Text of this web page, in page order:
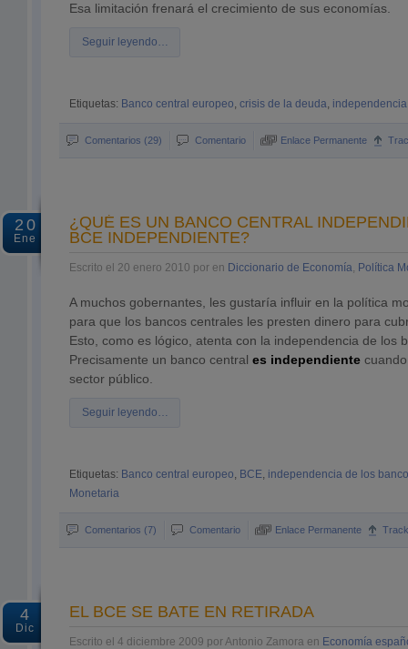
Esa limitación frenará el crecimiento de sus economías.
Seguir leyendo…
Etiquetas: Banco central europeo, crisis de la deuda,
Comentarios (29) Comentario Enlace Permanente
20
Ene
¿QUÉ ES UN BANCO CENTRAL
BCE INDEPENDIENTE?
Escrito el 20 enero 2010 por en Diccionario de Economía, Política
A muchos gobernantes, les gustaría influir en la política
para que los bancos centrales les presten dinero para
Esto, como es lógico, atenta con la independencia de los
Precisamente un banco central es independiente
sector público.
Seguir leyendo…
Etiquetas: Banco central europeo, BCE, independencia de los
Monetaria
Comentarios (7) Comentario Enlace Permanente
4
Dic
EL BCE SE BATE EN RETIRADA
Escrito el 4 diciembre 2009 por Antonio Zamora en Economía